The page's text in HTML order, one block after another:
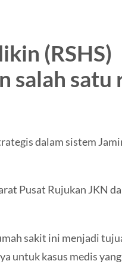
(RSHS)
salah satu
dalam sistem
Pusat Rujukan JKN
sakit ini menjadi
untuk kasus medis